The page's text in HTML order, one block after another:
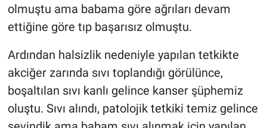
olmuştu ama babama göre ağrıları devam
ettiğine göre tıp başarısız olmuştu.
Ardından halsizlik nedeniyle yapılan tetkikte
akciğer zarında sıvı toplandığı görülünce,
boşaltılan sıvı kanlı gelince kanser şüphemiz
oluştu. Sıvı alındı, patolojik tetkiki temiz gelince